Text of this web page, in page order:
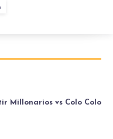
Millonarios vs Colo Colo